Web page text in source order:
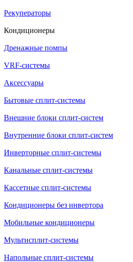
Рекуператоры
Кондиционеры
Дренажные помпы
VRF-системы
Аксессуары
Бытовые сплит-системы
Внешние блоки сплит-систем
Внутренние блоки сплит-систем
Инверторные сплит-системы
Канальные сплит-системы
Кассетные сплит-системы
Кондиционеры без инвертора
Мобильные кондиционеры
Мультисплит-системы
Напольные сплит-системы